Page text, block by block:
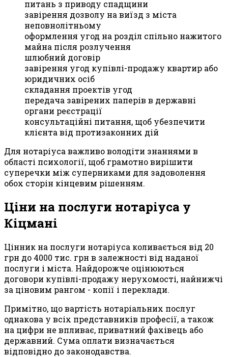
питань з приводу спадщини
завірення дозволу на виїзд з міста
неповнолітньому
оформлення угод на розділ спільно нажитого
майна після розлучення
шлюбний договір
завірення угод купівлі-продажу квартир або
юридичних осіб
складання проектів угод
передача завірених паперів в державні
органи реєстрації
консультаційні питання, щоб убезпечити
клієнта від протизаконних дій
Для нотаріуса важливо володіти знаннями в
області психології, щоб грамотно вирішити
суперечки між суперниками для задоволення
обох сторін кінцевим рішенням.
Ціни на послуги нотаріуса у
Кіцмані
Цінник на послуги нотаріуса коливається від 20
грн до 4000 тис. грн в залежності від наданої
послуги і міста. Найдорожче оцінюються
договори купівлі-продажу нерухомості, найнижчі
за ціновим рангом - копії і переклади.
Примітно, що вартість нотаріальних послуг
однакова у всіх представників професії, а також
на цифри не впливає, приватний фахівець або
державний. Сума оплати визначається
відповідно до законодавства.